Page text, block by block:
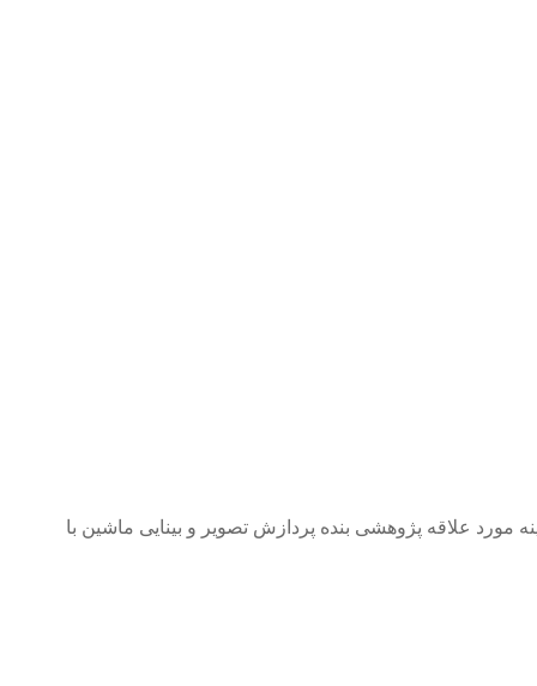
علاقه پژوهشی بنده پردازش تصویر و بینایی ماشین با